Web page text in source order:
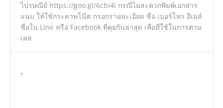
ไปรษณีย์ https://goo.gl/6cbi4i กรณีไม่สะดวกพิมพ์เอกสาร
แนบ ให้ใช้กระดาษโน๊ต กรอกรายละเอียด ชื่อ เบอร์โทร อีเมล์
ชื่อใน Line หรือ Facebook ที่คุยกันล่าสุด เพื่อที่ใช้ในการตาม
เคส
.